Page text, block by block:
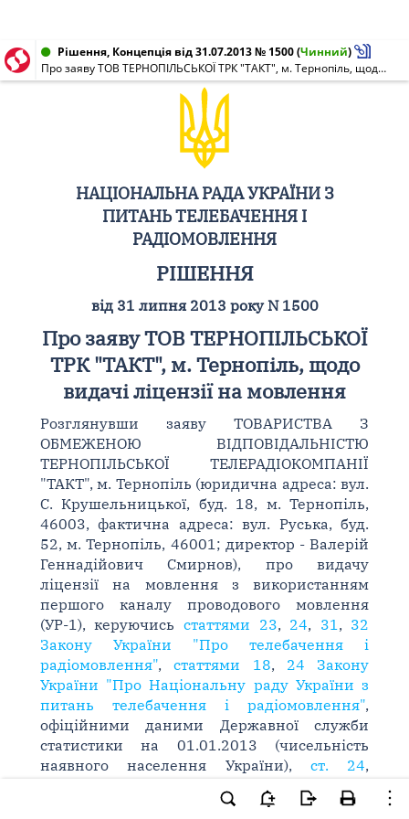
Рішення, Концепція від 31.07.2013 № 1500(Чинний)
Про заяву ТОВ ТЕРНОПІЛЬСЬКОЇ ТРК "ТАКТ", м. Тернопіль, щодо видачі ліцензії на мовлення
НАЦІОНАЛЬНА РАДА УКРАЇНИ З
ПИТАНЬ ТЕЛЕБАЧЕННЯ І
РАДІОМОВЛЕННЯ
РІШЕННЯ
від 31 липня 2013 року N 1500
Про заяву ТОВ ТЕРНОПІЛЬСЬКОЇ
ТРК "ТАКТ", м. Тернопіль, щодо
видачі ліцензії на мовлення
Розглянувши заяву ТОВАРИСТВА З
ОБМЕЖЕНОЮ ВІДПОВІДАЛЬНІСТЮ
ТЕРНОПІЛЬСЬКОЇ ТЕЛЕРАДІОКОМПАНІЇ
"ТАКТ", м. Тернопіль (юридична адреса: вул.
С. Крушельницької, буд. 18, м. Тернопіль,
46003, фактична адреса: вул. Руська, буд.
52, м. Тернопіль, 46001; директор - Валерій
Геннадійович Смирнов), про видачу
ліцензії на мовлення з використанням
першого каналу проводового мовлення
(УР-1), керуючись статтями 23, 24, 31, 32
Закону України "Про телебачення і
радіомовлення",статтями 18, 24 Закону
України "Про Національну раду України з
питань телебачення і радіомовлення",
офіційними даними Державної служби
статистики на 01.01.2013 (чисельність
наявного населення України), ст. 24,
розділом XI (Перехідні положення) Закону
України "Про засади державної мовної